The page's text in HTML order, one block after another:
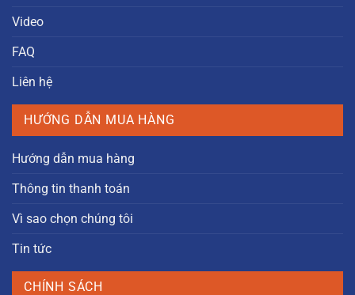
Video
FAQ
Liên hệ
HƯỚNG DẪN MUA HÀNG
Hướng dẫn mua hàng
Thông tin thanh toán
Vì sao chọn chúng tôi
Tin tức
CHÍNH SÁCH